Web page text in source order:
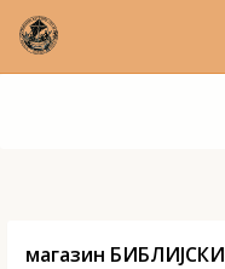
магазин